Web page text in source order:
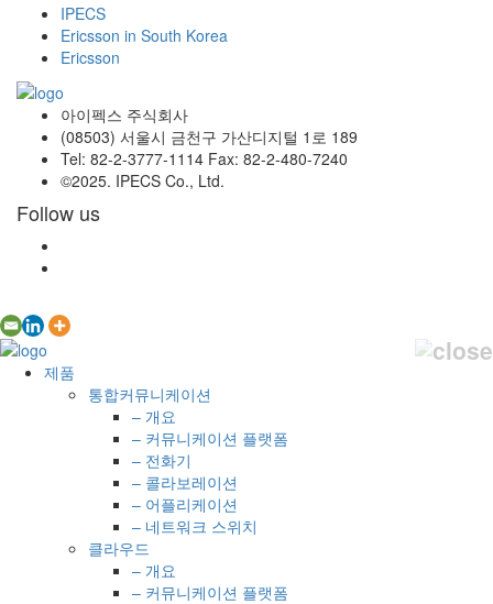
IPECS
Ericsson in South Korea
Ericsson
아이펙스 주식회사
(08503) 서울시 금천구 가산디지털 1로 189
Tel: 82-2-3777-1114 Fax: 82-2-480-7240
©2025. IPECS Co., Ltd.
Follow us
제품
통합커뮤니케이션
– 개요
– 커뮤니케이션 플랫폼
– 전화기
– 콜라보레이션
– 어플리케이션
– 네트워크 스위치
클라우드
– 개요
– 커뮤니케이션 플랫폼